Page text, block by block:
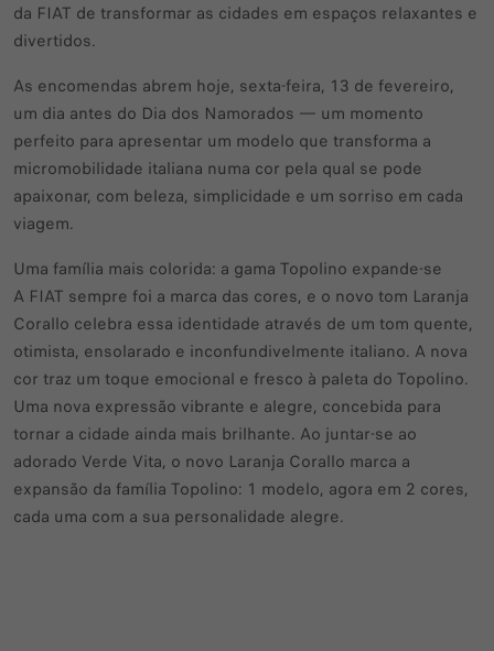
da FIAT de transformar as cidades em espaços relaxantes e
divertidos.
As encomendas abrem hoje, sexta-feira, 13 de fevereiro,
um dia antes do Dia dos Namorados — um momento
perfeito para apresentar um modelo que transforma a
micromobilidade italiana numa cor pela qual se pode
apaixonar, com beleza, simplicidade e um sorriso em cada
viagem.
Uma família mais colorida: a gama Topolino expande-se
A FIAT sempre foi a marca das cores, e o novo tom Laranja
Corallo celebra essa identidade através de um tom quente,
otimista, ensolarado e inconfundivelmente italiano. A nova
cor traz um toque emocional e fresco à paleta do Topolino.
Uma nova expressão vibrante e alegre, concebida para
tornar a cidade ainda mais brilhante. Ao juntar-se ao
adorado Verde Vita, o novo Laranja Corallo marca a
expansão da família Topolino: 1 modelo, agora em 2 cores,
cada uma com a sua personalidade alegre.